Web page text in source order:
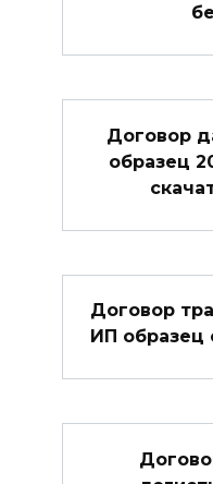
Договор
образец
Договор
ИП образец